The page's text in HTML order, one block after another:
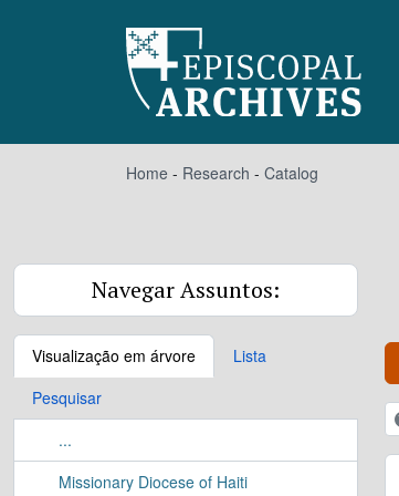
Home - Research - Catalog
Navegar Assuntos:
Visualização em árvore
Lista
Pesquisar
...
Missionary Diocese of Haiti